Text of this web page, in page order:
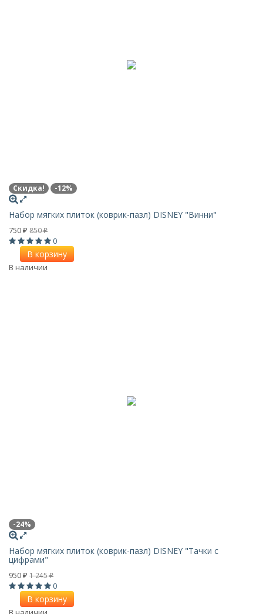
Скидка! -12%
Набор мягких плиток (коврик-пазл) DISNEY "Винни"
750 ₽ 850₽
0
В корзину
В наличии
-24%
Набор мягких плиток (коврик-пазл) DISNEY "Тачки с
цифрами"
950 ₽ 1 245₽
0
В корзину